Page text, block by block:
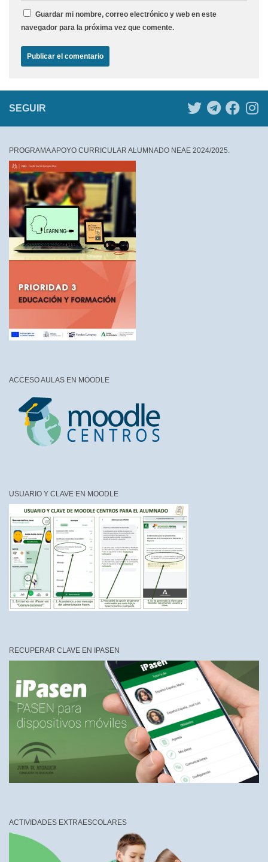
Guardar mi nombre, correo electrónico y web en este
navegador para la próxima vez que comente.
SEGUIR
PROGRAMA APOYO CURRICULAR ALUMNADO NEAE 2024/2025.
ACCESO AULAS EN MOODLE
USUARIO Y CLAVE EN MOODLE
RECUPERAR CLAVE EN IPASEN
ACTIVIDADES EXTRAESCOLARES